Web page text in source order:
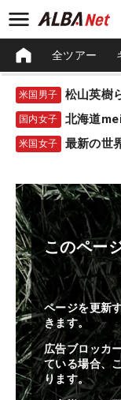
全ツアー
米国男子
国内女子 北海道
米国女子 最新の世
このペー
ページを更新
きます。
広告ブロッカ
ている場合、
ります。